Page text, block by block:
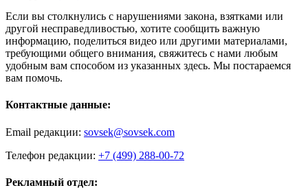
Если вы столкнулись с нарушениями закона, взятками или
другой несправедливостью, хотите сообщить важную
информацию, поделиться видео или другими материалами,
требующими общего внимания, свяжитесь с нами любым
удобным вам способом из указанных здесь. Мы постараемся
вам помочь.
Контактные данные:
Email редакции: sovsek@sovsek.com
Телефон редакции: +7 (499) 288-00-72
Рекламный отдел: